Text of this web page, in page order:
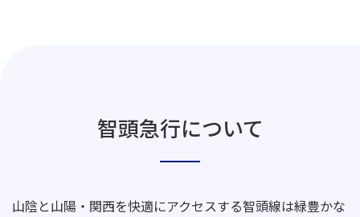
智頭急行について
山陰と山陽・関西を快適にアクセスする智頭線は緑豊かな